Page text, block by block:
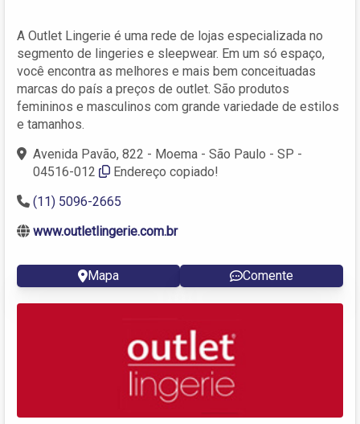
A Outlet Lingerie é uma rede de lojas especializada no
segmento de lingeries e sleepwear. Em um só espaço,
você encontra as melhores e mais bem conceituadas
marcas do país a preços de outlet. São produtos
femininos e masculinos com grande variedade de estilos
e tamanhos.
Avenida Pavão, 822 - Moema - São Paulo - SP -
04516-012
Endereço copiado!
(11) 5096-2665
www.outletlingerie.com.br
Mapa Comente